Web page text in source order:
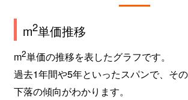
m2単価推移
m2単価の推移を表したグラフです。
過去1年間や5年といったスパンで、そ
下落の傾向がわかります。